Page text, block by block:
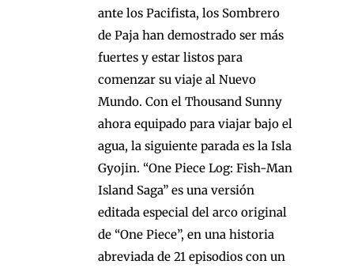
ante los Pacifista, los Sombrero
de Paja han demostrado ser más
fuertes y estar listos para
comenzar su viaje al Nuevo
Mundo. Con el Thousand Sunny
ahora equipado para viajar bajo el
agua, la siguiente parada es la Isla
Gyojin. “One Piece Log: Fish-Man
Island Saga” es una versión
editada especial del arco original
de “One Piece”, en una historia
abreviada de 21 episodios con un